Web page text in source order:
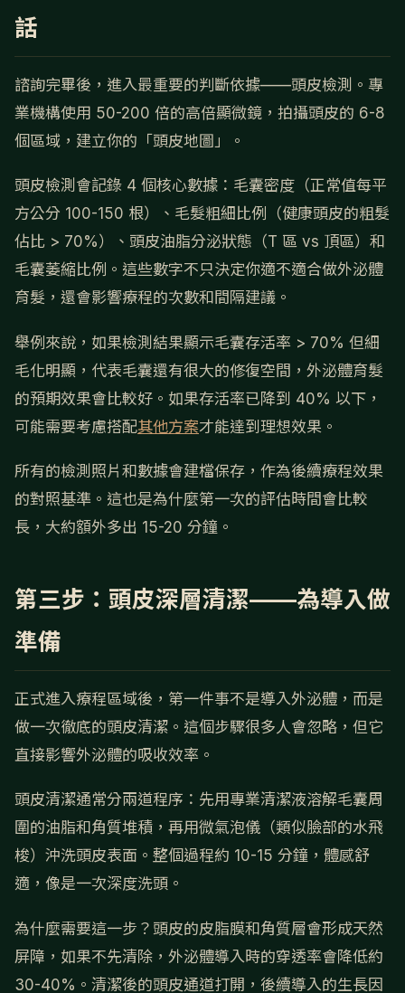
話
諮詢完畢後，進入最重要的判斷依據——頭皮檢測。專
業機構使用 50-200 倍的高倍顯微鏡，拍攝頭皮的 6-8
個區域，建立你的「頭皮地圖」。
頭皮檢測會記錄 4 個核心數據：毛囊密度（正常值每平
方公分 100-150 根）、毛髮粗細比例（健康頭皮的粗髮
佔比 > 70%）、頭皮油脂分泌狀態（T 區 vs 頂區）和
毛囊萎縮比例。這些數字不只決定你適不適合做外泌體
育髮，還會影響療程的次數和間隔建議。
舉例來說，如果檢測結果顯示毛囊存活率 > 70% 但細
毛化明顯，代表毛囊還有很大的修復空間，外泌體育髮
的預期效果會比較好。如果存活率已降到 40% 以下，
可能需要考慮搭配其他方案才能達到理想效果。
所有的檢測照片和數據會建檔保存，作為後續療程效果
的對照基準。這也是為什麼第一次的評估時間會比較
長，大約額外多出 15-20 分鐘。
第三步：頭皮深層清潔——為導入做
準備
正式進入療程區域後，第一件事不是導入外泌體，而是
做一次徹底的頭皮清潔。這個步驟很多人會忽略，但它
直接影響外泌體的吸收效率。
頭皮清潔通常分兩道程序：先用專業清潔液溶解毛囊周
圍的油脂和角質堆積，再用微氣泡儀（類似臉部的水飛
梭）沖洗頭皮表面。整個過程約 10-15 分鐘，體感舒
適，像是一次深度洗頭。
為什麼需要這一步？頭皮的皮脂膜和角質層會形成天然
屏障，如果不先清除，外泌體導入時的穿透率會降低約
30-40%。清潔後的頭皮通道打開，後續導入的生長因